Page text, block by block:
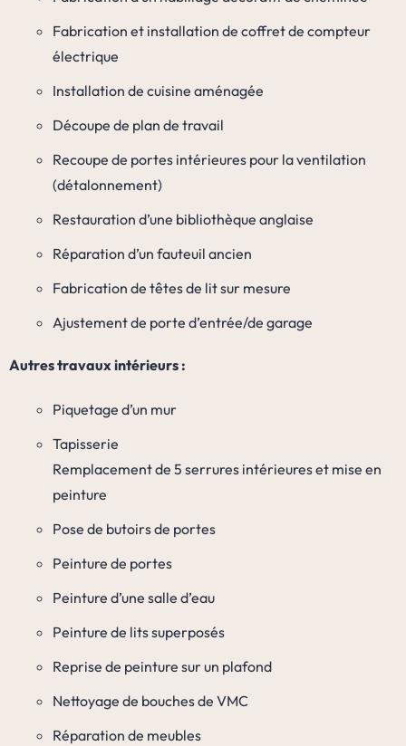
Fabrication et installation de coffret de compteur
électrique
Installation de cuisine aménagée
Découpe de plan de travail
Recoupe de portes intérieures pour la ventilation
(détalonnement)
Restauration d’une bibliothèque anglaise
Réparation d’un fauteuil ancien
Fabrication de têtes de lit sur mesure
Ajustement de porte d’entrée/de garage
Autres travaux intérieurs :
Piquetage d’un mur
Tapisserie
Remplacement de 5 serrures intérieures et mise en
peinture
Pose de butoirs de portes
Peinture de portes
Peinture d’une salle d’eau
Peinture de lits superposés
Reprise de peinture sur un plafond
Nettoyage de bouches de VMC
Réparation de meubles